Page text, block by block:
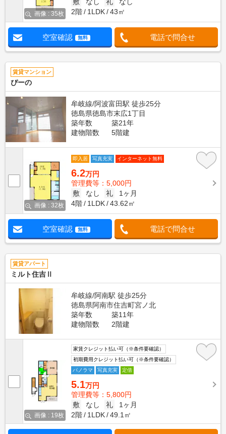
画像 : 35枚
2階
1LDK 43㎡
空室確認 無料 電話で問合せ
賃貸マンション
ぴーの
牟岐線/阿波富田駅 徒歩25分
徳島県徳島市末広1丁目
築年数
築21年
建物階数
5階建
画像 : 32枚
即入居 写真充実 インターネット無料
6.2万円
管理費等：5,000円
敷
なし 礼
1ヶ月
4階
1LDK 43.62㎡
空室確認 無料 電話で問合せ
賃貸アパート
ミルト住吉Ⅱ
牟岐線/阿南駅 徒歩25分
徳島県阿南市住吉町宮ノ北
築年数
築11年
建物階数
2階建
画像 : 19枚
家賃クレジット払い可（※条件要確認）
初期費用クレジット払い可（※条件要確認）
パノラマ
写真充実 定借
5.1万円
管理費等：5,800円
敷
なし 礼
1ヶ月
2階
1LDK 49.1㎡